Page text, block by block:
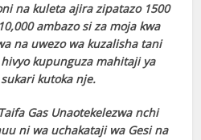
na kuleta ajira zipatazo 1500
ambazo si za moja kwa
na uwezo wa kuzalisha tani
kupunguza mahitaji ya
kutoka nje.
Gas Unaotekelezwa nchi
ni wa uchakataji wa Gesi na